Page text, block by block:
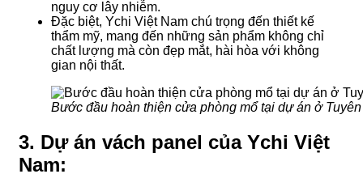
nguy cơ lây nhiễm.
Đặc biệt, Ychi Việt Nam chú trọng đến thiết kế
thẩm mỹ, mang đến những sản phẩm không chỉ
chất lượng mà còn đẹp mắt, hài hòa với không
gian nội thất.
Bước đầu hoàn thiện cửa phòng mổ tại dự án ở
3. Dự án vách panel của Ychi Việt
Nam: